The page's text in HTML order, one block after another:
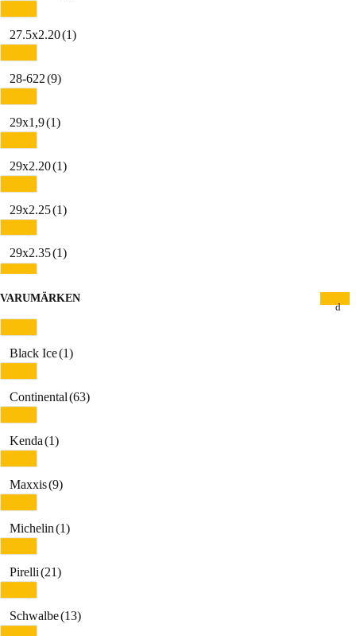
27.5x2.20(1)
28-622(9)
29x1,9(1)
29x2.20(1)
29x2.25(1)
29x2.35(1)
29x2.4(1)
29x2.40WT
29x2.50
29x2.50WT
29x2.6
30-622
32-622
32-630
VARUMÄRKEN
Black Ice(1)
Continental(63)
Kenda(1)
Maxxis(9)
Michelin(1)
Pirelli(21)
Schwalbe(13)